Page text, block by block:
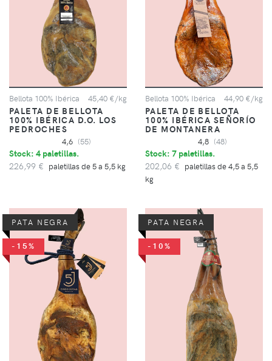
Bellota 100% Ibérica 45,40 €/kg
PALETA DE BELLOTA
100% IBÉRICA D.O. LOS
PEDROCHES
4,6 (55)
Stock: 4 paletillas.
226,99 € paletillas de 5 a 5,5 kg
Bellota 100% Ibérica 44,90 €/kg
PALETA DE BELLOTA
100% IBÉRICA SEÑORÍO
DE MONTANERA
4,8 (48)
Stock: 7 paletillas.
202,06 € paletillas de 4,5 a 5,5
kg
PATA NEGRA
-15%
PATA NEGRA
-10%